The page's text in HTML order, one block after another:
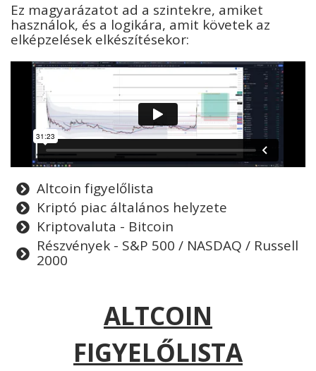
Ez magyarázatot ad a szintekre, amiket
használok, és a logikára, amit követek az
elképzelések elkészítésekor:
Altcoin figyelőlista
Kriptó piac általános helyzete
Kriptovaluta - Bitcoin
Részvények - S&P 500 / NASDAQ / Russell
2000
ALTCOIN
FIGYELŐLISTA